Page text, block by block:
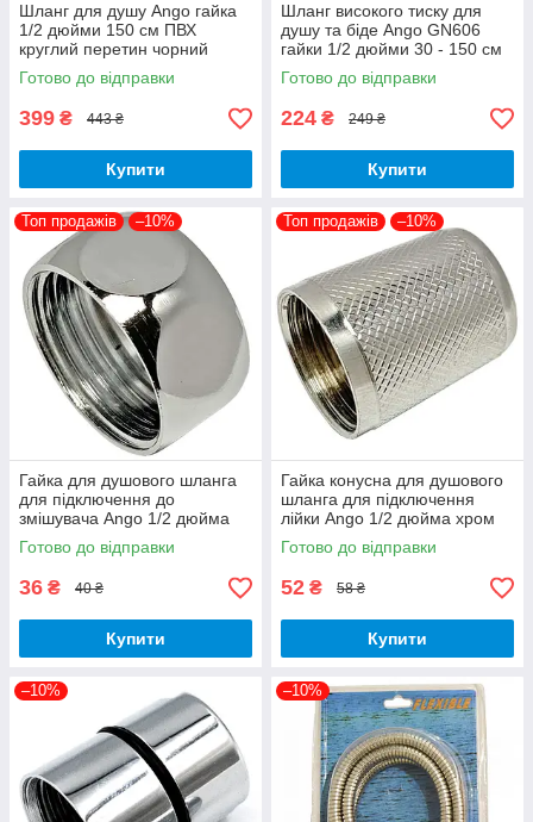
Шланг для душу Ango гайка
1/2 дюйми 150 см ПВХ
круглий перетин чорний
Готово до відправки
399 ₴ 443 ₴
Купити
Шланг високого тиску для
душу та біде Ango GN606
гайки 1/2 дюйми 30 - 150 см
ПВХ латунні гайки посилений
Готово до відправки
224 ₴ 249 ₴
Купити
Топ продажів –10%
Гайка для душового шланга
для підключення до
змішувача Ango 1/2 дюйма
хром латунь
Готово до відправки
36 ₴ 40 ₴
Купити
Топ продажів –10%
Гайка конусна для душового
шланга для підключення
лійки Ango 1/2 дюйма хром
латунь рифлена
Готово до відправки
52 ₴ 58 ₴
Купити
–10% –10%